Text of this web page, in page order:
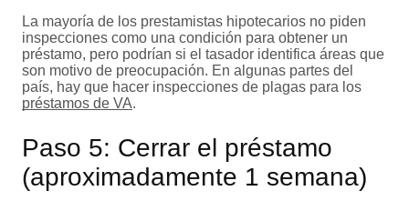
La mayoría de los prestamistas hipotecarios no piden
inspecciones como una condición para obtener un
préstamo, pero podrían si el tasador identifica áreas que
son motivo de preocupación. En algunas partes del
país, hay que hacer inspecciones de plagas para los
préstamos de VA.
Paso 5: Cerrar el préstamo
(aproximadamente 1 semana)